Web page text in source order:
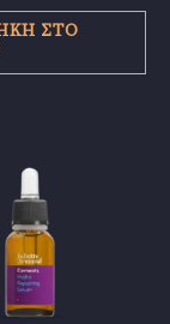
ΣΤΟ